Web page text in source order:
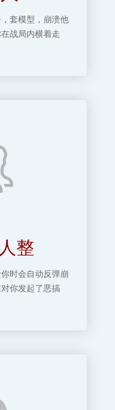
套模型，崩溃他
战局内横着走
整
时会自动反弹崩
你发起了恶搞